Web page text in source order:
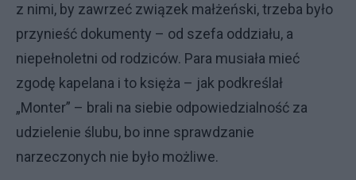
z nimi, by zawrzeć związek małżeński, trzeba było
przynieść dokumenty – od szefa oddziału, a
niepełnoletni od rodziców. Para musiała mieć
zgodę kapelana i to księża – jak podkreślał
„Monter” – brali na siebie odpowiedzialność za
udzielenie ślubu, bo inne sprawdzanie
narzeczonych nie było możliwe.